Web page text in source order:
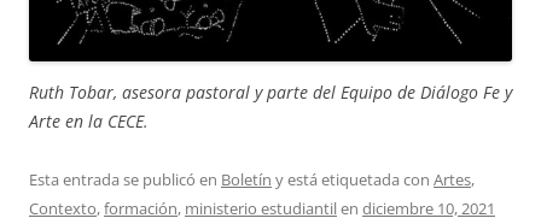
Ruth Tobar, asesora pastoral y parte del Equipo de Diálogo Fe y
Arte en la CECE.
Esta entrada se publicó en Boletín y está etiquetada con Artes,
Contexto,formación, ministerio estudiantilen diciembre 10, 2021